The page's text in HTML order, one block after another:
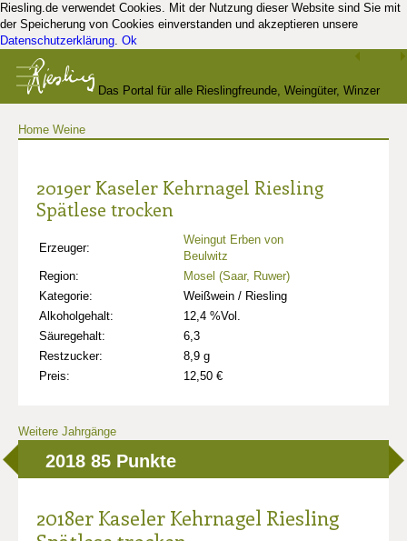
Riesling.de verwendet Cookies. Mit der Nutzung dieser Website sind Sie mit
der Speicherung von Cookies einverstanden und akzeptieren unsere
Datenschutzerklärung. Ok
Das Portal für alle Rieslingfreunde, Weingüter, Winzer
Home Weine
2019er Kaseler Kehrnagel Riesling
Spätlese trocken
Erzeuger:
Weingut Erben von
Beulwitz
Region:
Mosel (Saar, Ruwer)
Kategorie:
Weißwein / Riesling
Alkoholgehalt:
12,4 %Vol.
Säuregehalt:
6,3
Restzucker:
8,9 g
Preis:
12,50 €
Weitere Jahrgänge
2018 85 Punkte
2018er Kaseler Kehrnagel Riesling